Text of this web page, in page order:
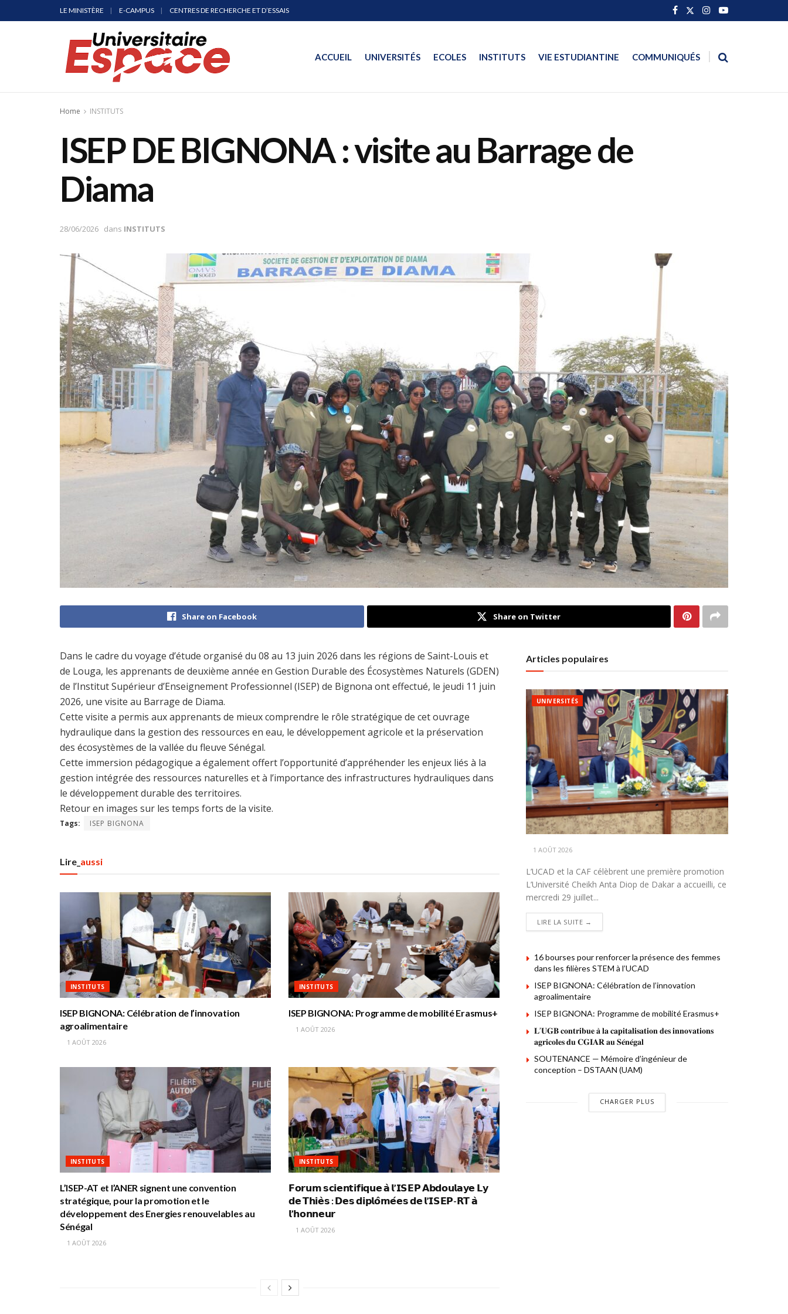
LE MINISTÈRE E-CAMPUS CENTRES DE RECHERCHE ET D’ESSAIS
ACCUEIL UNIVERSITÉS ECOLES INSTITUTS VIE ESTUDIANTINE COMMUNIQUÉS
Home INSTITUTS
ISEP DE BIGNONA : visite au Barrage de
Diama
28/06/2026 dans INSTITUTS
Share on Facebook Share on Twitter
Dans le cadre du voyage d’étude organisé du 08 au 13 juin 2026 dans les régions de Saint-Louis et
de Louga, les apprenants de deuxième année en Gestion Durable des Écosystèmes Naturels (GDEN)
de l’Institut Supérieur d’Enseignement Professionnel (ISEP) de Bignona ont effectué, le jeudi 11 juin
2026, une visite au Barrage de Diama.
Cette visite a permis aux apprenants de mieux comprendre le rôle stratégique de cet ouvrage
hydraulique dans la gestion des ressources en eau, le développement agricole et la préservation
des écosystèmes de la vallée du fleuve Sénégal.
Cette immersion pédagogique a également offert l’opportunité d’appréhender les enjeux liés à la
gestion intégrée des ressources naturelles et à l’importance des infrastructures hydrauliques dans
le développement durable des territoires.
Retour en images sur les temps forts de la visite.
Tags: ISEP BIGNONA
Lire_ aussi
INSTITUTS
ISEP BIGNONA: Célébration de l’innovation
agroalimentaire
1 AOÛT 2026
INSTITUTS
ISEP BIGNONA: Programme de mobilité Erasmus+
1 AOÛT 2026
INSTITUTS
L’ISEP-AT et l’ANER signent une convention
stratégique, pour la promotion et le
développement des Energies renouvelables au
Sénégal
1 AOÛT 2026
INSTITUTS
𝗙𝗼𝗿𝘂𝗺 𝘀𝗰𝗶𝗲𝗻𝘁𝗶𝗳𝗶𝗾𝘂𝗲 𝗮̀ 𝗹’𝗜𝗦𝗘𝗣 𝗔𝗯𝗱𝗼𝘂𝗹𝗮𝘆𝗲 𝗟𝘆
𝗱𝗲 𝗧𝗵𝗶𝗲̀𝘀 : 𝗗𝗲𝘀 𝗱𝗶𝗽𝗹𝗼̂𝗺𝗲́𝗲𝘀 𝗱𝗲 𝗹’𝗜𝗦𝗘𝗣-𝗥𝗧 𝗮̀
𝗹’𝗵𝗼𝗻𝗻𝗲𝘂𝗿
1 AOÛT 2026
Articles populaires
UNIVERSITÉS
1 AOÛT 2026
L’UCAD et la CAF célèbrent une première promotion
L’Université Cheikh Anta Diop de Dakar a accueilli, ce
mercredi 29 juillet...
LIRE LA SUITE →
16 bourses pour renforcer la présence des femmes
dans les filières STEM à l’UCAD
ISEP BIGNONA: Célébration de l’innovation
agroalimentaire
ISEP BIGNONA: Programme de mobilité Erasmus+
𝐋’𝐔𝐆𝐁 𝐜𝐨𝐧𝐭𝐫𝐢𝐛𝐮𝐞 𝐚̀ 𝐥𝐚 𝐜𝐚𝐩𝐢𝐭𝐚𝐥𝐢𝐬𝐚𝐭𝐢𝐨𝐧 𝐝𝐞𝐬 𝐢𝐧𝐧𝐨𝐯𝐚𝐭𝐢𝐨𝐧𝐬
𝐚𝐠𝐫𝐢𝐜𝐨𝐥𝐞𝐬 𝐝𝐮 𝐂𝐆𝐈𝐀𝐑 𝐚𝐮 𝐒𝐞́𝐧𝐞́𝐠𝐚𝐥
SOUTENANCE — Mémoire d’ingénieur de
conception – DSTAAN (UAM)
CHARGER PLUS